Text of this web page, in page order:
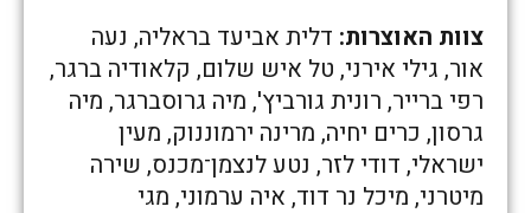
צוות האוצרות: דלית אביעד בראליה, נעה
אור, גילי אירני, טל איש שלום, קלאודיה ברגר,
רפי ברייר, רונית גורביץ', מיה גרוסברגר, מיה
גרסון, כרים יחיה, מרינה ירמוננוק, מעין
ישראלי, דודי לזר, נטע לנצמן־מכנס, שירה
מיטרני, מיכל נר דוד, איה ערמוני, מגי